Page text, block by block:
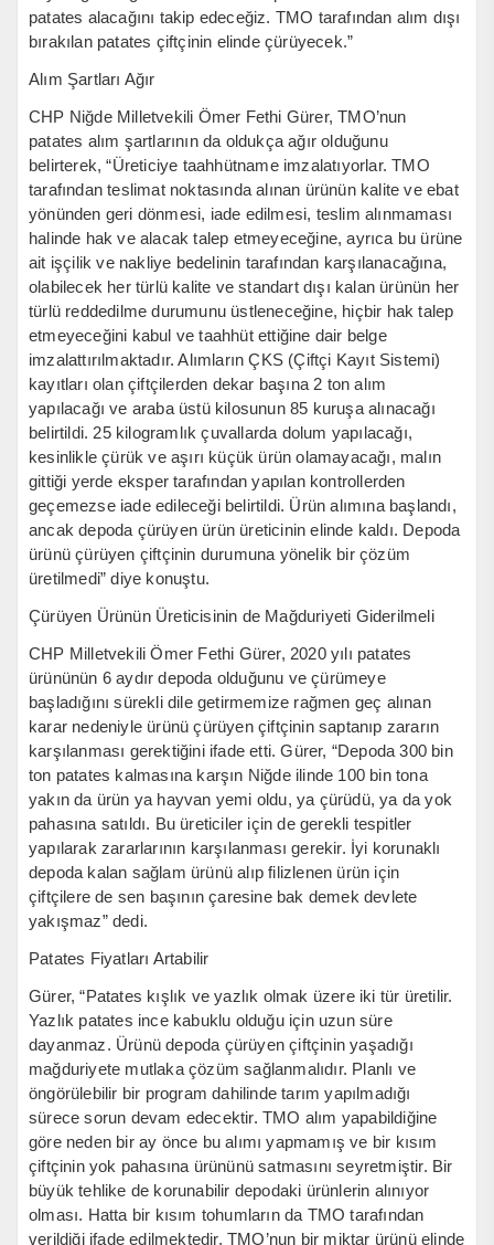
patates alacağını takip edeceğiz. TMO tarafından alım dışı
bırakılan patates çiftçinin elinde çürüyecek.”
Alım Şartları Ağır
CHP Niğde Milletvekili Ömer Fethi Gürer, TMO’nun
patates alım şartlarının da oldukça ağır olduğunu
belirterek, “Üreticiye taahhütname imzalatıyorlar. TMO
tarafından teslimat noktasında alınan ürünün kalite ve ebat
yönünden geri dönmesi, iade edilmesi, teslim alınmaması
halinde hak ve alacak talep etmeyeceğine, ayrıca bu ürüne
ait işçilik ve nakliye bedelinin tarafından karşılanacağına,
olabilecek her türlü kalite ve standart dışı kalan ürünün her
türlü reddedilme durumunu üstleneceğine, hiçbir hak talep
etmeyeceğini kabul ve taahhüt ettiğine dair belge
imzalattırılmaktadır. Alımların ÇKS (Çiftçi Kayıt Sistemi)
kayıtları olan çiftçilerden dekar başına 2 ton alım
yapılacağı ve araba üstü kilosunun 85 kuruşa alınacağı
belirtildi. 25 kilogramlık çuvallarda dolum yapılacağı,
kesinlikle çürük ve aşırı küçük ürün olamayacağı, malın
gittiği yerde eksper tarafından yapılan kontrollerden
geçemezse iade edileceği belirtildi. Ürün alımına başlandı,
ancak depoda çürüyen ürün üreticinin elinde kaldı. Depoda
ürünü çürüyen çiftçinin durumuna yönelik bir çözüm
üretilmedi” diye konuştu.
Çürüyen Ürünün Üreticisinin de Mağduriyeti Giderilmeli
CHP Milletvekili Ömer Fethi Gürer, 2020 yılı patates
ürününün 6 aydır depoda olduğunu ve çürümeye
başladığını sürekli dile getirmemize rağmen geç alınan
karar nedeniyle ürünü çürüyen çiftçinin saptanıp zararın
karşılanması gerektiğini ifade etti. Gürer, “Depoda 300 bin
ton patates kalmasına karşın Niğde ilinde 100 bin tona
yakın da ürün ya hayvan yemi oldu, ya çürüdü, ya da yok
pahasına satıldı. Bu üreticiler için de gerekli tespitler
yapılarak zararlarının karşılanması gerekir. İyi korunaklı
depoda kalan sağlam ürünü alıp filizlenen ürün için
çiftçilere de sen başının çaresine bak demek devlete
yakışmaz” dedi.
Patates Fiyatları Artabilir
Gürer, “Patates kışlık ve yazlık olmak üzere iki tür üretilir.
Yazlık patates ince kabuklu olduğu için uzun süre
dayanmaz. Ürünü depoda çürüyen çiftçinin yaşadığı
mağduriyete mutlaka çözüm sağlanmalıdır. Planlı ve
öngörülebilir bir program dahilinde tarım yapılmadığı
sürece sorun devam edecektir. TMO alım yapabildiğine
göre neden bir ay önce bu alımı yapmamış ve bir kısım
çiftçinin yok pahasına ürününü satmasını seyretmiştir. Bir
büyük tehlike de korunabilir depodaki ürünlerin alınıyor
olması. Hatta bir kısım tohumların da TMO tarafından
verildiği ifade edilmektedir. TMO’nun bir miktar ürünü elinde